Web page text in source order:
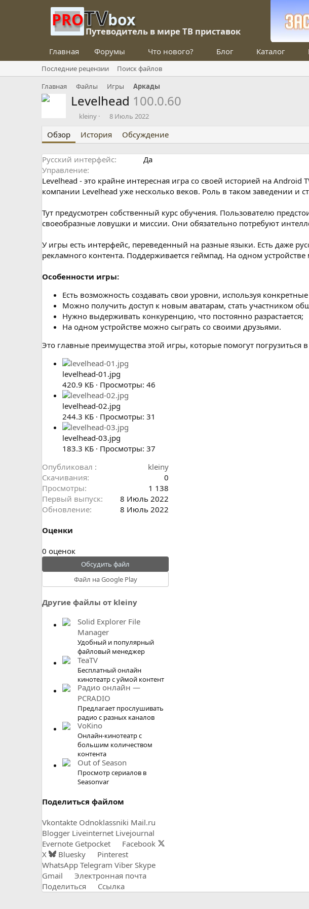
PROTVbox
Путеводитель в мире ТВ приставок
Главная Форумы Что нового? Блог Каталог
Последние рецензии
Поиск файлов
Главная
Файлы Игры Аркады
Levelhead 100.0.60
О
у
б
л
и
к
о
в
kleiny
Д
т
а
с
о
д
а
я
8 Июль 2022
Обзор История Обсуждение
Русский интерфейс
Да
Управление
Levelhead - это крайне интересная игра со своей историей на
компании Levelhead уже несколько веков. Роль в таком заведении и
Тут предусмотрен собственный курс обучения. Пользователю
своеобразные ловушки и миссии. Они обязательно потребуют
У игры есть интерфейс, переведенный на разные языки. Есть даже
рекламного контента. Поддерживается геймпад. На одном
Особенности игры:
Есть возможность создавать свои уровни, используя
Можно получить доступ к новым аватарам, стать участником
Нужно выдерживать конкуренцию, что постоянно разрастается;
На одном устройстве можно сыграть со своими друзьями.
Это главные преимущества этой игры, которые помогут погрузиться
levelhead-01.jpg
420.9 КБ · Просмотры: 46
levelhead-02.jpg
244.3 КБ · Просмотры: 31
levelhead-03.jpg
183.3 КБ · Просмотры: 37
Опубликовал
kleiny
Скачивания
0
Просмотры
1 138
Первый выпуск
8 Июль 2022
Обновление
8 Июль 2022
Оценки
0
.
0
в
0 оценок
Обсудить файл
Файл на Google Play
Другие файлы от kleiny
Solid Explorer File
Manager
Удобный и популярный
файловый менеджер
TeaTV
Бесплатный онлайн
кинотеатр с уймой контент
Радио онлайн —
PCRADIO
Предлагает прослушивать
радио с разных каналов
VoKino
Онлайн-кинотеатр с
большим количеством
контента
Out of Season
Просмотр сериалов в
Seasonvar
Поделиться файлом
Vkontakte Odnoklassniki Mail.ru
Blogger Liveinternet Livejournal
Evernote Getpocket
Facebook
X
Bluesky
Pinterest
WhatsApp Telegram Viber Skype
Gmail
Электронная почта
Поделиться
Ссылка